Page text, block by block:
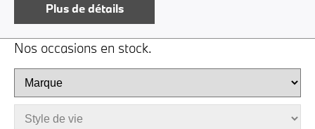
Plus de détails
Nos occasions en stock.